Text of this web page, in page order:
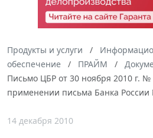
Продукты и услуги
обеспечение
ПРАЙМ
Письмо ЦБР от 30 ноября 2010 г. №
применении письма Банка России
14 декабря 2010